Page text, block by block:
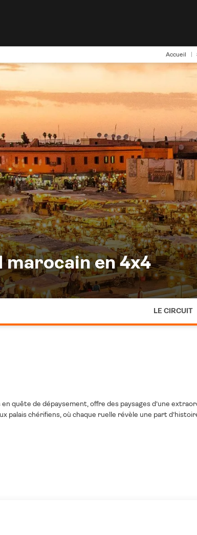
Accueil
en 4x4
LE CIRCUIT
quête de dépaysement, offre des paysages d’une
palais chériﬁens, où chaque ruelle révèle une part